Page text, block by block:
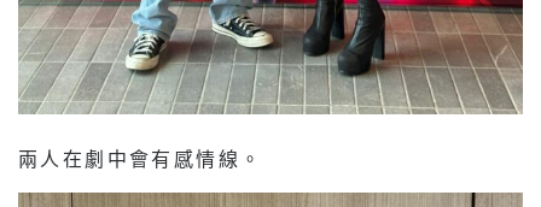
兩人在劇中會有感情線。